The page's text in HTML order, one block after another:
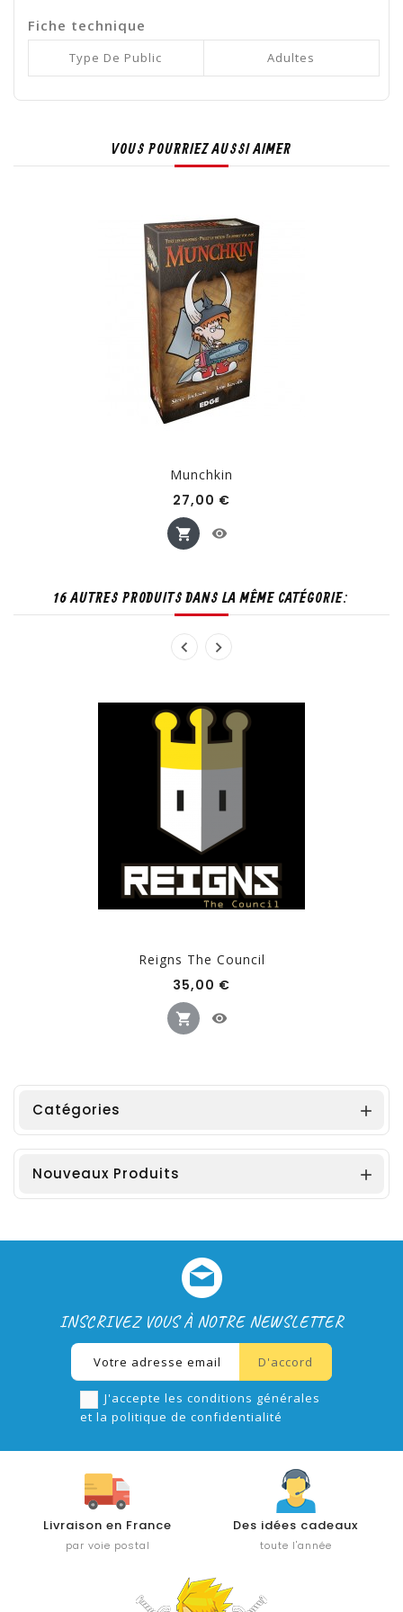
Fiche technique
Type De Public Adultes
VOUS POURRIEZ AUSSI AIMER
Munchkin
27,00 €
16 AUTRES PRODUITS DANS LA MÊME CATÉGORIE:
Reigns The Council
35,00 €
Catégories 
Nouveaux Produits 
INSCRIVEZ VOUS À NOTRE NEWSLETTER
J'accepte les conditions générales
et la politique de confidentialité
Livraison en France
par voie postal
Des idées cadeaux
toute l'année